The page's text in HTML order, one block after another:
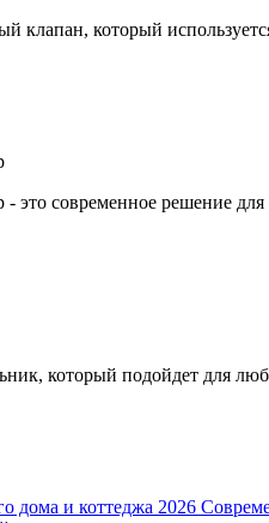
клапан, который
современное решение
который подойдет для
дома и коттеджа 2026